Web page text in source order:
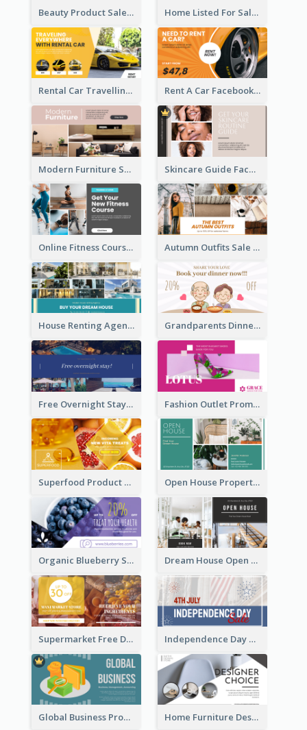
Beauty Product Sale Facebook Ad Home Listed For Sale Facebook Ad
Rental Car Travelling Facebook Ad Rent A Car Facebook Ad
Modern Furniture Shop Facebook Ad Skincare Guide Facebook Ad
Online Fitness Course Facebook Ad Autumn Outfits Sale Facebook Ad
House Renting Agency Facebook Ad Grandparents Dinner Discount Facebook Ad
Free Overnight Stay Hotel Promotion Facebook Ad Fashion Outlet Promote Facebook Ad
Superfood Product Discount Facebook Ad Open House Property Invitation Facebook Ad
Organic Blueberry Sales Facebook Ad Dream House Open House Facebook Ad
Supermarket Free Delivery Facebook Ad Independence Day Sale Facebook Ad
Global Business Promotional Facebook Ad (With Illustration) Home Furniture Design Store Facebook Ad